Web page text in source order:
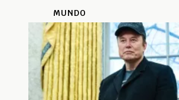
MUNDO